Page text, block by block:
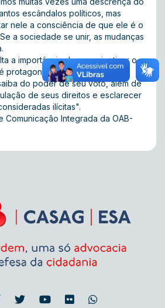
escândalos políticos, mas
nele a consciência de que ele é o
a sociedade se unir, as mudanças
a importância de conscientizar o
protagonista das eleições e
do poder de seu voto, além de
de seus direitos e esclarecer
ilícitas".
Comunicação Integrada da OAB-